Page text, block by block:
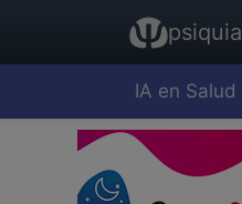
IA en